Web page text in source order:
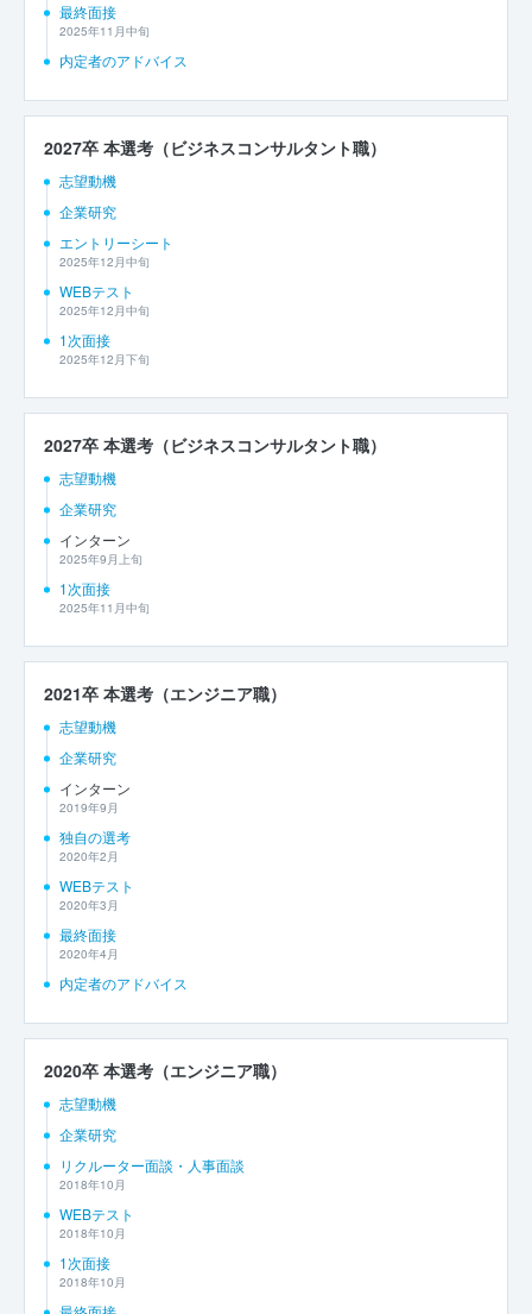
最終面接
2025年11月中旬
内定者のアドバイス
2027卒 本選考（ビジネスコンサルタント職）
志望動機
企業研究
エントリーシート
2025年12月中旬
WEBテスト
2025年12月中旬
1次面接
2025年12月下旬
2027卒 本選考（ビジネスコンサルタント職）
志望動機
企業研究
インターン
2025年9月上旬
1次面接
2025年11月中旬
2021卒 本選考（エンジニア職）
志望動機
企業研究
インターン
2019年9月
独自の選考
2020年2月
WEBテスト
2020年3月
最終面接
2020年4月
内定者のアドバイス
2020卒 本選考（エンジニア職）
志望動機
企業研究
リクルーター面談・人事面談
2018年10月
WEBテスト
2018年10月
1次面接
2018年10月